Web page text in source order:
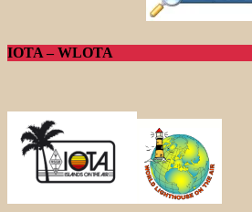
IOTA – WLOTA